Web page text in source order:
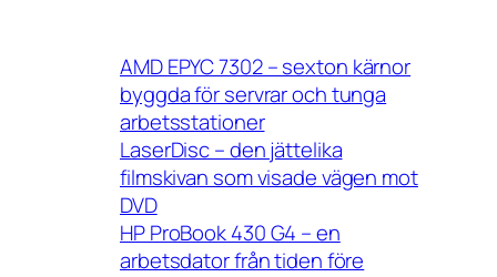
AMD EPYC 7302 – sexton kärnor
byggda för servrar och tunga
arbetsstationer
LaserDisc – den jättelika
filmskivan som visade vägen mot
DVD
HP ProBook 430 G4 – en
arbetsdator från tiden före